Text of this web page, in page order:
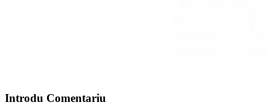
Introdu Comentariu